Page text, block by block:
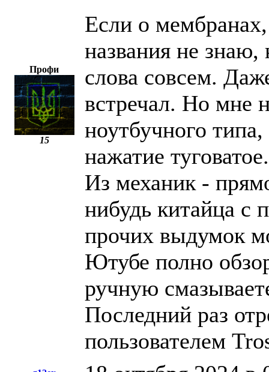
Профи
15
Если о
названия не
слова совсем.
встречал. Но мне
ноутбучного
нажатие
Из механик -
нибудь китайца
прочих выдумок
Ютубе полно
ручную
Последний раз
пользователем